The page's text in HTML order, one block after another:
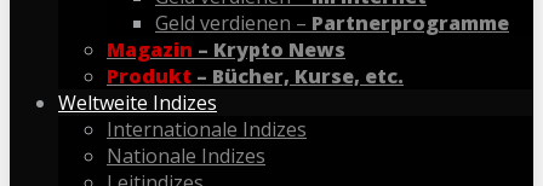
Geld verdienen – Partnerprogramme
Magazin – Krypto News
Produkt – Bücher, Kurse, etc.
Weltweite Indizes
Internationale Indizes
Nationale Indizes